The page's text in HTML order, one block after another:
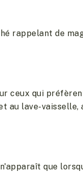
rappelant de
ceux qui
au lave-vaisselle,
que